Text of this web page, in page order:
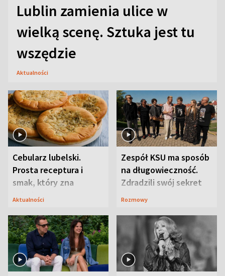
Lublin zamienia ulice w
wielką scenę. Sztuka jest tu
wszędzie
Aktualności
Cebularz lubelski.
Prosta receptura i
smak, który zna
Lubelszczyzna
Aktualności
Zespół KSU ma sposób
na długowieczność.
Zdradzili swój sekret
Rozmowy